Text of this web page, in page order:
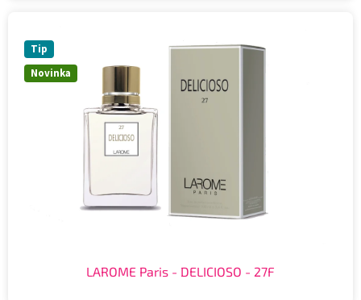
Novinka
Tip
LAROME Paris - DELICIOSO - 27F